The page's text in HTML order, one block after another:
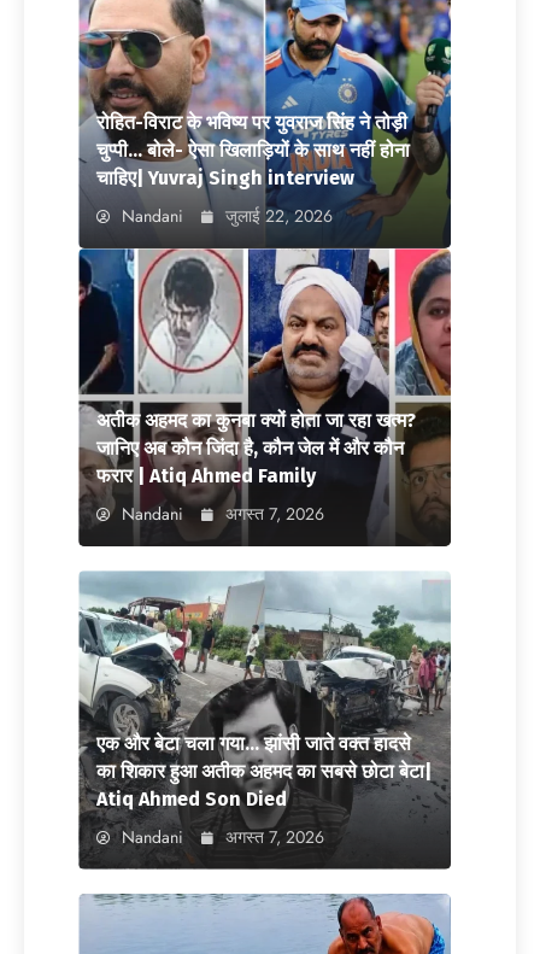
रोहित-विराट के भविष्य पर युवराज सिंह ने तोड़ी
चुप्पी… बोले- ऐसा खिलाड़ियों के साथ नहीं होना
चाहिए| Yuvraj Singh interview
Nandani जुलाई 22, 2026
अतीक अहमद का कुनबा क्यों होता जा रहा खत्म?
जानिए अब कौन जिंदा है, कौन जेल में और कौन
फरार | Atiq Ahmed Family
Nandani अगस्त 7, 2026
एक और बेटा चला गया… झांसी जाते वक्त हादसे
का शिकार हुआ अतीक अहमद का सबसे छोटा बेटा|
Atiq Ahmed Son Died
Nandani अगस्त 7, 2026